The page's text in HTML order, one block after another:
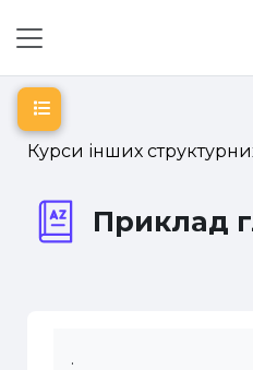
Курси інших
Приклад
Відкритий покажчик
.